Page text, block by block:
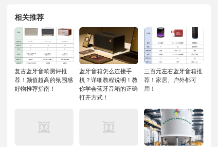
相关推荐
复古蓝牙音响测评推
荐！颜值超高的氛围感
好物推荐指南！
蓝牙音箱怎么连接手
机？详细教程说明！教
你学会蓝牙音箱的正确
打开方式！
三百元左右蓝牙音箱推
荐！家居、户外都可
用！